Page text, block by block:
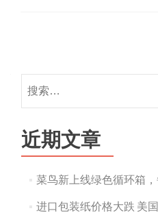
navigation
索：
近期文章
菜鸟新上线绿色循环箱
进口包装纸价格大跌 美